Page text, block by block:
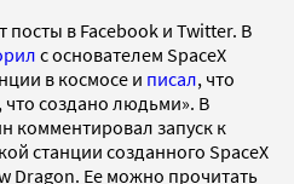
посты в Facebook и Twitter. В
с основателем SpaceX
в космосе и писал, что
создано людьми». В
комментировал запуск к
станции созданного SpaceX
Dragon. Ее можно прочитать